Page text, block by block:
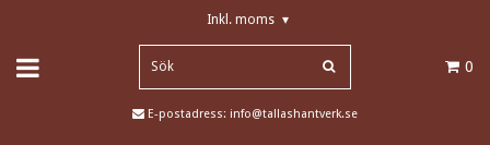
Inkl. moms ▾
0
E-postadress: info@tallashantverk.se